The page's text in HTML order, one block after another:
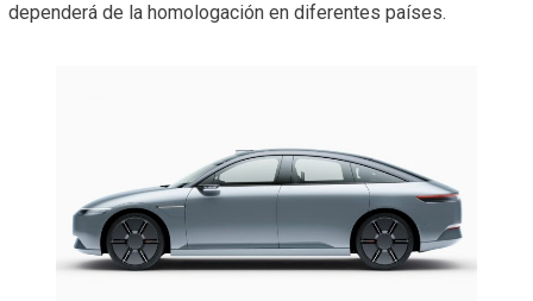
dependerá de la homologación en diferentes países.